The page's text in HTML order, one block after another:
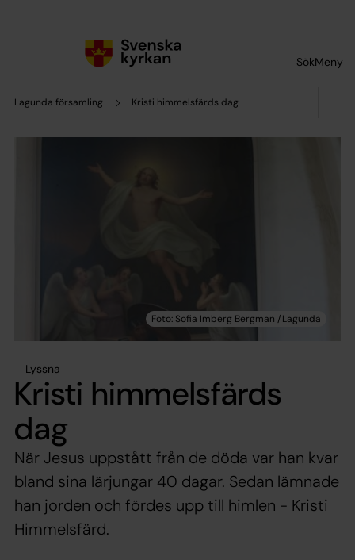
SökMeny
Lagunda församling Kristi himmelsfärds dag
Lyssna
Kristi himmelsfärds
dag
När Jesus uppstått från de döda var han kvar
bland sina lärjungar 40 dagar. Sedan lämnade
han jorden och fördes upp till himlen - Kristi
Himmelsfärd.